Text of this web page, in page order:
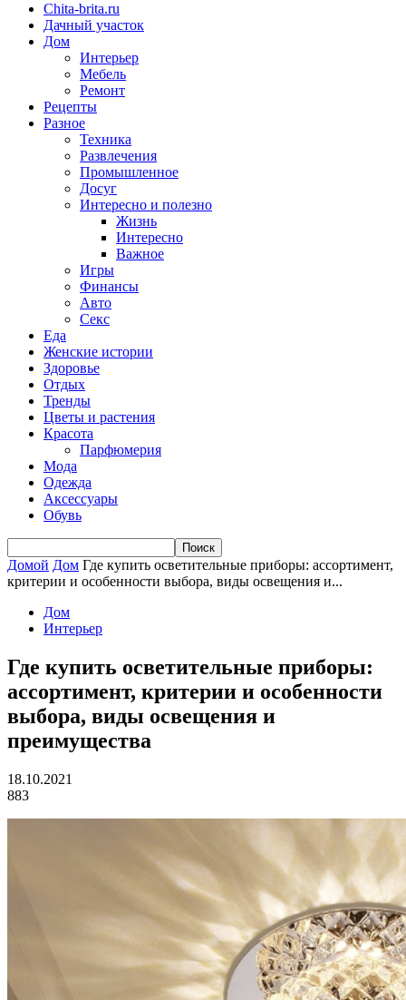
Chita-brita.ru
Дачный участок
Дом
Интерьер
Мебель
Ремонт
Рецепты
Разное
Техника
Развлечения
Промышленное
Досуг
Интересно и полезно
Жизнь
Интересно
Важное
Игры
Финансы
Авто
Секс
Еда
Женские истории
Здоровье
Отдых
Тренды
Цветы и растения
Красота
Парфюмерия
Мода
Одежда
Аксессуары
Обувь
Домой Дом Где купить осветительные приборы: ассортимент,
критерии и особенности выбора, виды освещения и...
Дом
Интерьер
Где купить осветительные приборы:
ассортимент, критерии и особенности
выбора, виды освещения и
преимущества
18.10.2021
883